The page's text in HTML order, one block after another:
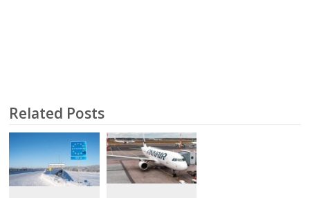
Related Posts